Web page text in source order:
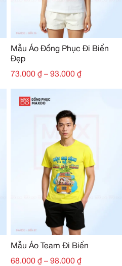
Mẫu Áo Đồng Phục Đi Biển
Đẹp
73.000 ₫ – 93.000 ₫
Mẫu Áo Team Đi Biển
68.000 ₫ – 98.000 ₫